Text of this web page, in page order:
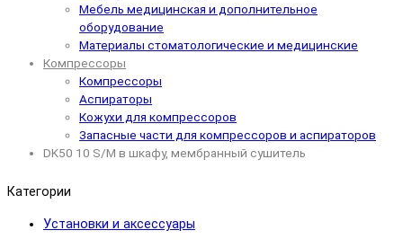
Мебель медицинская и дополнительное
оборудование
Материалы стоматологические и медицинские
Компрессоры
Компрессоры
Аспираторы
Кожухи для компрессоров
Запасные части для компрессоров и аспираторов
DK50 10 S/M в шкафу, мембранный сушитель
Категории
Установки и аксессуары